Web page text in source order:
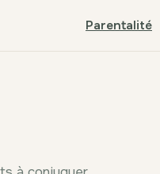
Parentalité